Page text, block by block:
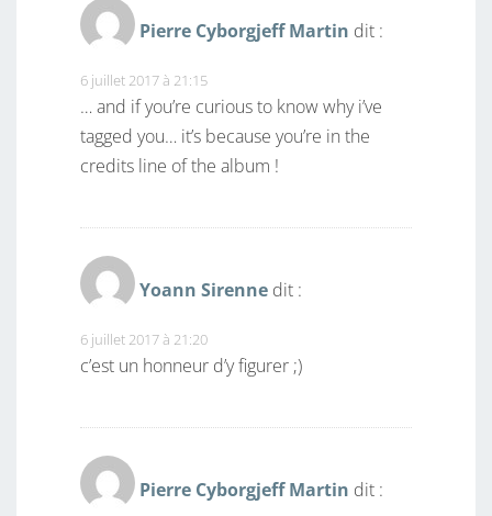
Pierre Cyborgjeff Martin dit :
6 juillet 2017 à 21:15
… and if you’re curious to know why i’ve
tagged you… it’s because you’re in the
credits line of the album !
Yoann Sirenne dit :
6 juillet 2017 à 21:20
c’est un honneur d’y figurer ;)
Pierre Cyborgjeff Martin dit :